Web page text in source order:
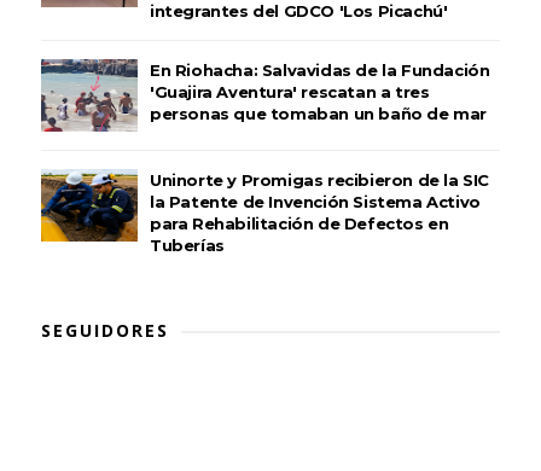
integrantes del GDCO 'Los Picachú'
En Riohacha: Salvavidas de la Fundación
'Guajira Aventura' rescatan a tres
personas que tomaban un baño de mar
Uninorte y Promigas recibieron de la SIC
la Patente de Invención Sistema Activo
para Rehabilitación de Defectos en
Tuberías
SEGUIDORES